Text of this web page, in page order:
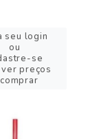
seu login
ou
se
preços